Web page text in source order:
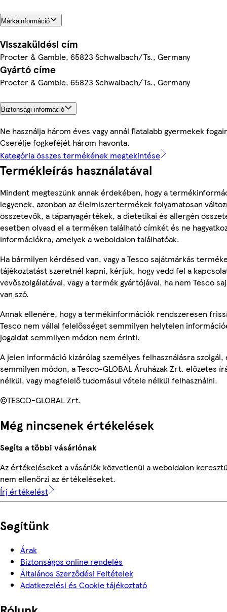
Márkainformáció
Visszaküldési cím
Procter & Gamble, 65823 Schwalbach/Ts., Germany
Gyártó címe
Procter & Gamble, 65823 Schwalbach/Ts., Germany
Biztonsági információ
Ne használja három éves vagy annál fiatalabb gyermekek
Cserélje fogkeféjét három havonta.
Kategória összes termékének megtekintése
Termékleírás használatával
Mindent megteszünk annak érdekében, hogy a
legyenek, azonban az élelmiszertermékek folyamatosan
összetevők, a tápanyagértékek, a dietetikai és allergén
esetben olvasd el a terméken található címkét és ne
információkra, amelyek a weboldalon találhatóak.
Ha bármilyen kérdésed van, vagy a Tesco sajátmárkás
tájékoztatást szeretnél kapni, kérjük, hogy vedd fel a
vevőszolgálatával, vagy a termék gyártójával, ha nem Tesco
van szó.
Annak ellenére, hogy a termékinformációk rendszeresen
Tesco nem vállal felelősséget semmilyen helytelen
jogaidat semmilyen módon nem érinti.
A jelen információ kizárólag személyes felhasználásra
semmilyen módon, a Tesco-GLOBAL Áruházak Zrt. előzetes
nélkül, vagy megfelelő tudomásul vétele nélkül felhasználni.
©TESCO-GLOBAL Zrt.
Még nincsenek értékelések
Segíts a többi vásárlónak
Az értékeléseket a vásárlók közvetlenül a weboldalon
nem ellenőrzi az értékeléseket.
Írj értékelést
Segítünk
Árak
Biztonságos online rendelés
Általános Szerződési Feltételek
Adatkezelési és Cookie tájékoztató